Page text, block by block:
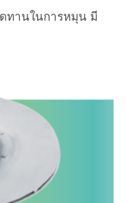
ทานในการหมุน มี